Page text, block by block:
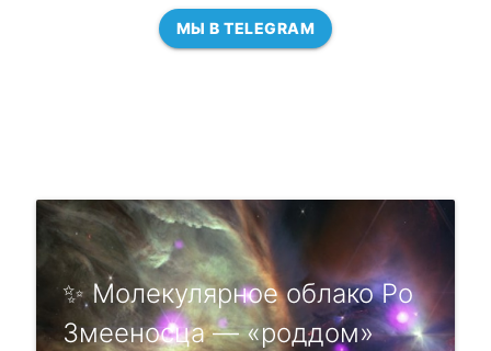
МЫ В TELEGRAM
✨ Молeкуляpноe облако Pо
Змeeноcца — «pоддом»